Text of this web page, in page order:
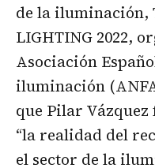
de la iluminación,
LIGHTING 2022,
Asociación
iluminación
que Pilar
“la realidad del
el sector de la